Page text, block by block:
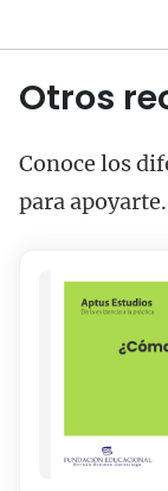
Otros
Conoce los
para apoyarte.